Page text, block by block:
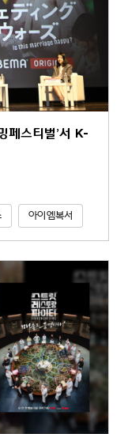
페스티벌’서 K-
아이엠복서